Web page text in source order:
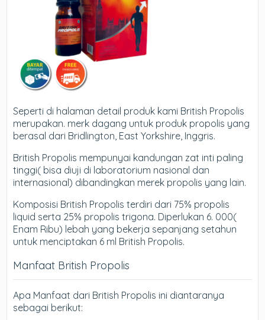
Seperti di halaman detail produk kami British Propolis
merupakan. merk dagang untuk produk propolis yang
berasal dari Bridlington, East Yorkshire, Inggris.
British Propolis mempunyai kandungan zat inti paling
tinggi( bisa diuji di laboratorium nasional dan
internasional) dibandingkan merek propolis yang lain.
Komposisi British Propolis terdiri dari 75% propolis
liquid serta 25% propolis trigona. Diperlukan 6. 000(
Enam Ribu) lebah yang bekerja sepanjang setahun
untuk menciptakan 6 ml British Propolis.
Manfaat British Propolis
Apa Manfaat dari British Propolis ini diantaranya
sebagai berikut: